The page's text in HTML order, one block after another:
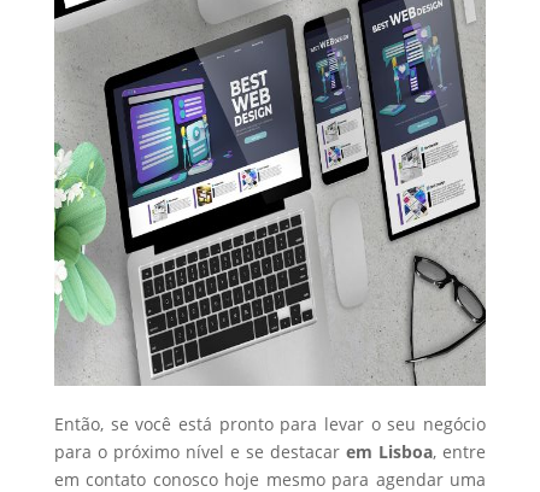
Então, se você está pronto para levar o seu negócio
para o próximo nível e se destacarem Lisboa, entre
em contato conosco hoje mesmo para agendar uma